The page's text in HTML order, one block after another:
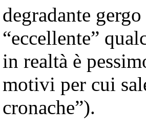
degradante
“eccellente”
in realtà è
motivi per cui
cronache”).